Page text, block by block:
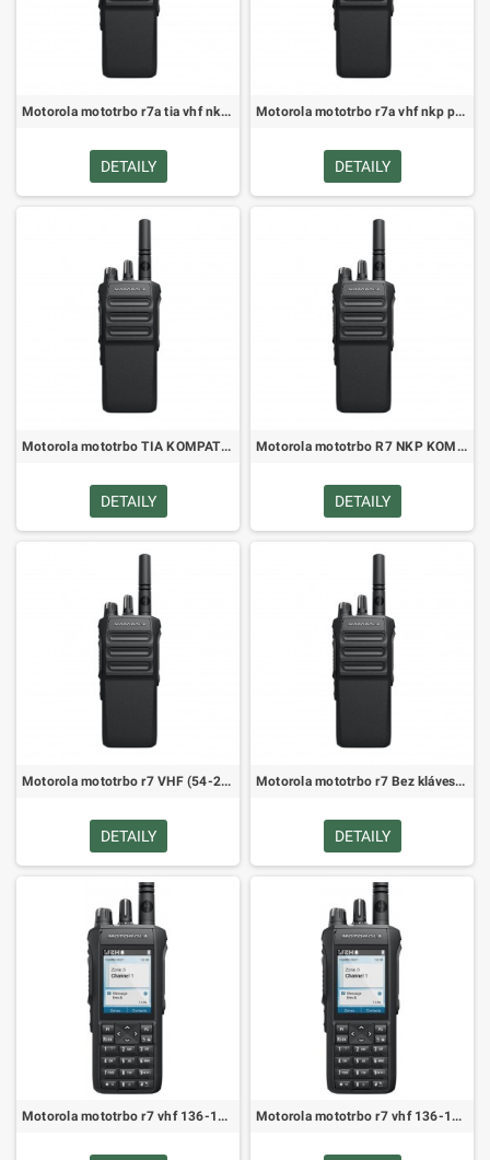
Motorola mototrbo r7a tia vhf nkp pra302c (MDH06JDC9VA1AN)
DETAILY
Motorola mototrbo r7a vhf nkp pra302c (MDH06JDC9VA2AN)
DETAILY
Motorola mototrbo TIA KOMPATIBILNÉ VHF R7 BEZ KLÁVESNICE 136-174MHZ Digitálne rádio bt wifi gnss kompatibilné pra302ceg (MDH06JD
DETAILY
Motorola mototrbo R7 NKP KOMPATIBILNÝ Bez klávesnice VHF 136-174 MHz Prenosné rádio bt wifi gnss kompatibilné pra302ceg (MDH06JD
DETAILY
Motorola mototrbo r7 VHF (54-216 MHz) tia Non Keypad bt wifi gnss premium pra302ceg (MDH06JDC9XA1AN)
DETAILY
Motorola mototrbo r7 Bez klávesnice vhf 136-174 MHz bt wifi gnss premium pra302ceg (MDH06JDC9XA2AN)
DETAILY
Motorola mototrbo r7 vhf 136-174MHZ tia digitálne rádio s plnou klávesnicou, bt, wifi, gnss, pra302heg (MDH06JDN9WA1AN) Motorola mototrbo r7 vhf 136-174MHZ digitálne rádio s úplnou klávesnicou, bt, wifi, gnss, pra302heg (MDH06JDN9WA2AN)